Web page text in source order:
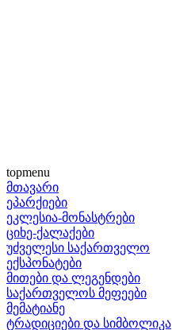
topmenu
მთავარი
ეპარქიები
ეკლესია-მონასტრები
ციხე-ქალაქები
უძველესი საქართველო
ექსპონატები
მითები და ლეგენდები
საქართველოს მეფეები
მემატიანე
ტრადიციები და სიმბოლიკა